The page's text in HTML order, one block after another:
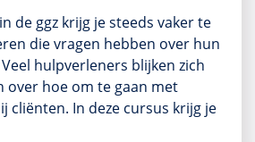
de ggz krijg je steeds vaker te
die vragen hebben over hun
hulpverleners blijken zich
over hoe om te gaan met
cliënten. In deze cursus krijg je